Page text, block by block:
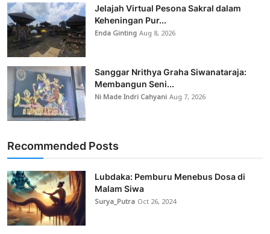
Jelajah Virtual Pesona Sakral dalam
Keheningan Pur...
Enda GintingAug 8, 2026
Sanggar Nrithya Graha Siwanataraja:
Membangun Seni...
Ni Made Indri CahyaniAug 7, 2026
Recommended Posts
Lubdaka: Pemburu Menebus Dosa di
Malam Siwa
Surya_Putra Oct 26, 2024